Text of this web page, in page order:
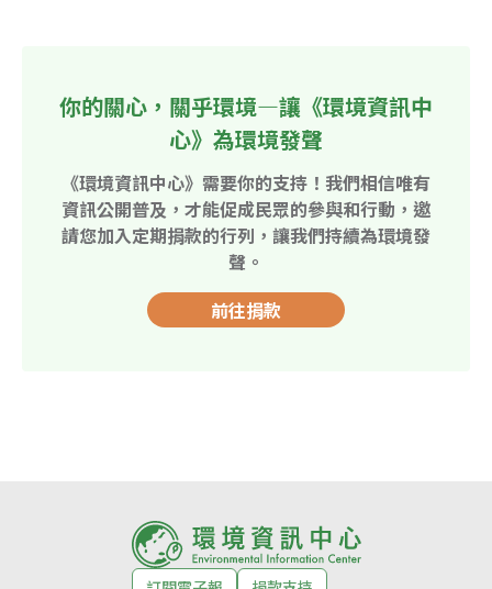
你的關心，關乎環境—讓《環境資訊中
心》為環境發聲
《環境資訊中心》需要你的支持！我們相信唯有
資訊公開普及，才能促成民眾的參與和行動，邀
請您加入定期捐款的行列，讓我們持續為環境發
聲。
前往捐款